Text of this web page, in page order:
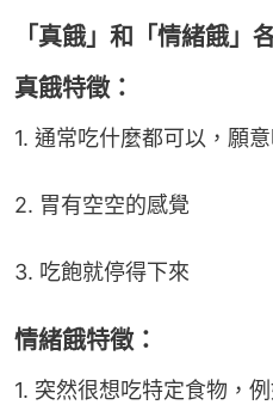
「真餓」和「情緒餓」
真餓特徵：
1. 通常吃什麼都可以，願
2. 胃有空空的感覺
3. 吃飽就停得下來
情緒餓特徵：
1. 突然很想吃特定食物，